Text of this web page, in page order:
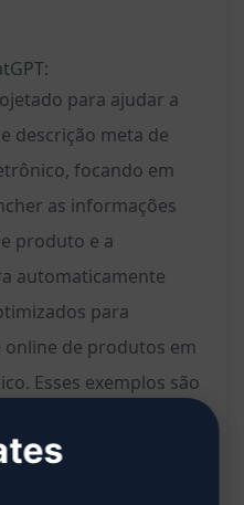
para ajudar a
descrição meta de
focando em
as informações
produto e a
automaticamente
para
de produtos em
Esses exemplos são
nos